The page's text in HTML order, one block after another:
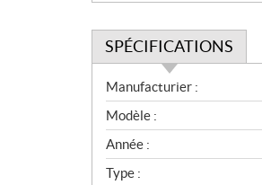
SPÉCIFICATIONS
S
p
é
c
i
Manufacturier :
Modèle :
Année :
Type :